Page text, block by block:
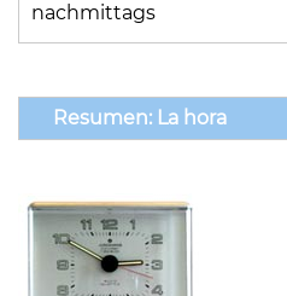
nachmittags
Resumen: La hora